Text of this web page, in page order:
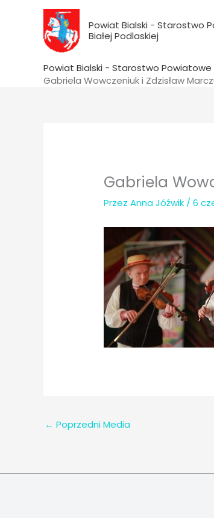
Powiat Bialski - Starostwo
Białej Podlaskiej
Powiat Bialski - Starostwo Powiatowe
Gabriela Wowczeniuk i Zdzisław
Gabriela
PrzezAnna Jóźwik /6
← Poprzedni Media